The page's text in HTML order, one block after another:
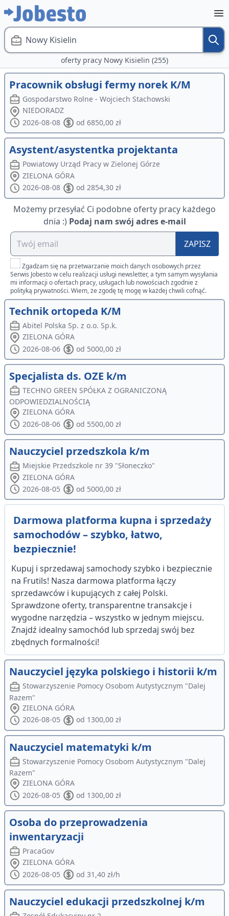
Nowy Kisielin
oferty pracy Nowy Kisielin (255)
Pracownik obsługi fermy norek K/M
Gospodarstwo Rolne - Wojciech Stachowski
NIEDORADZ
2026-08-08
od 6850,00 zł
Asystent/asystentka projektanta
Powiatowy Urząd Pracy w Zielonej Górze
ZIELONA GÓRA
2026-08-08
od 2854,30 zł
Możemy przesyłać Ci podobne oferty pracy każdego
dnia :) Podaj nam swój adres e-mail
ZAPISZ
Zgadzam się na przetwarzanie moich danych osobowych przez
Serwis Jobesto w celu realizacji usługi newsletter, a tym samym wysyłania
mi informacji o ofertach pracy, usługach lub nowościach zgodnie z
polityką prywatności. Wiem, że zgodę tę mogę w każdej chwili cofnąć.
Technik ortopeda K/M
Abitel Polska Sp. z o.o. Sp.k.
ZIELONA GÓRA
2026-08-06
od 5000,00 zł
Specjalista ds. OZE k/m
TECHNO GREEN SPÓŁKA Z OGRANICZONĄ
ODPOWIEDZIALNOŚCIĄ
ZIELONA GÓRA
2026-08-06
od 5500,00 zł
Nauczyciel przedszkola k/m
Miejskie Przedszkole nr 39 "Słoneczko"
ZIELONA GÓRA
2026-08-05
od 5000,00 zł
Darmowa platforma kupna i sprzedaży
samochodów – szybko, łatwo,
bezpiecznie!
Kupuj i sprzedawaj samochody szybko i bezpiecznie
na Frutils! Nasza darmowa platforma łączy
sprzedawców i kupujących z całej Polski.
Sprawdzone oferty, transparentne transakcje i
wygodne narzędzia – wszystko w jednym miejscu.
Znajdź idealny samochód lub sprzedaj swój bez
zbędnych formalności!
Nauczyciel języka polskiego i historii k/m
Stowarzyszenie Pomocy Osobom Autystycznym "Dalej
Razem"
ZIELONA GÓRA
2026-08-05
od 1300,00 zł
Nauczyciel matematyki k/m
Stowarzyszenie Pomocy Osobom Autystycznym "Dalej
Razem"
ZIELONA GÓRA
2026-08-05
od 1300,00 zł
Osoba do przeprowadzenia
inwentaryzacji
PracaGov
ZIELONA GÓRA
2026-08-05
od 31,40 zł/h
Nauczyciel edukacji przedszkolnej k/m